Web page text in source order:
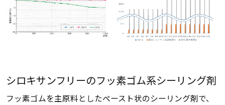
シロキサンフリーのフッ素ゴム系シーリング剤
フッ素ゴムを主原料としたペースト状のシーリング剤で、